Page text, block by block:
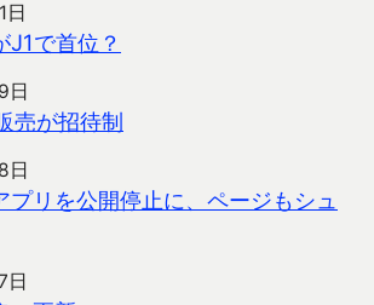
J1で首位？
日
売が招待制
日
プリを公開停止に、ページもシュ